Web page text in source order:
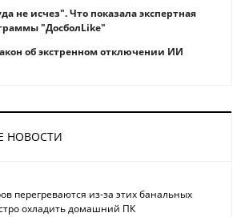
не исчез". Что показала экспертная
"ДосболLike"
об экстренном отключении ИИ
НОВОСТИ
перегреваются из-за этих банальных
охладить домашний ПК